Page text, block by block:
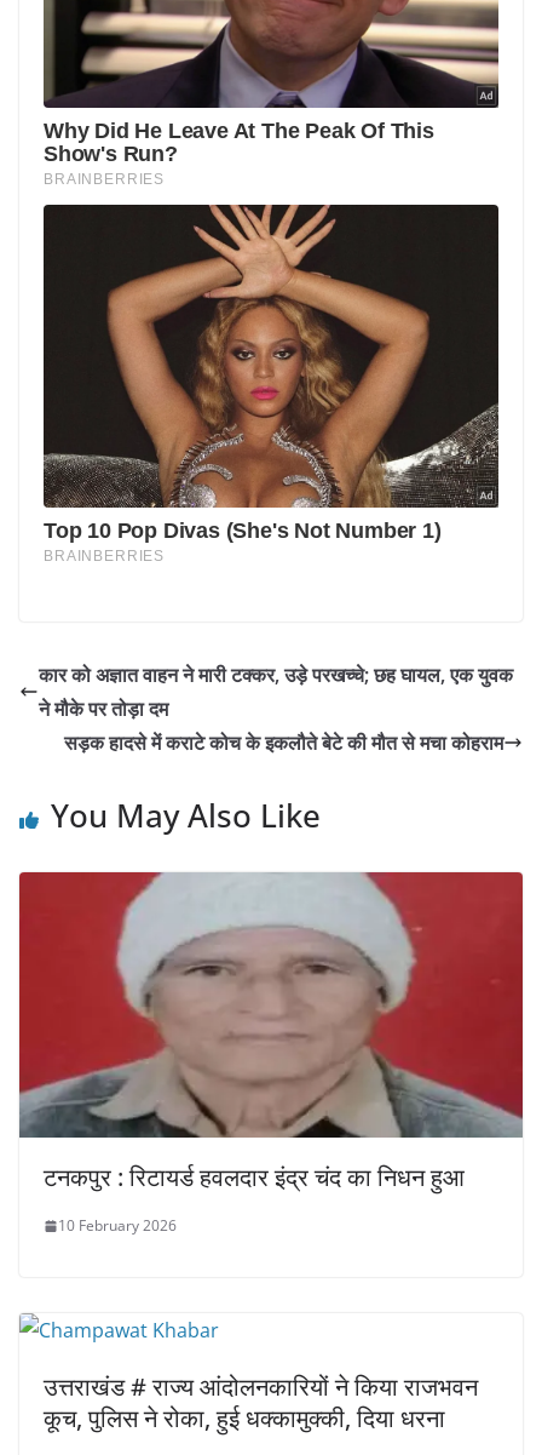
कार को अज्ञात वाहन ने मारी टक्कर, उड़े परखच्चे; छह घायल, एक युवक
ने मौके पर तोड़ा दम
सड़क हादसे में कराटे कोच के इकलौते बेटे की मौत से मचा कोहराम
You May Also Like
टनकपुर : रिटायर्ड हवलदार इंद्र चंद का निधन हुआ
10 February 2026
उत्तराखंड # राज्य आंदोलनकारियों ने किया राजभवन
कूच, पुलिस ने रोका, हुई धक्कामुक्की, दिया धरना